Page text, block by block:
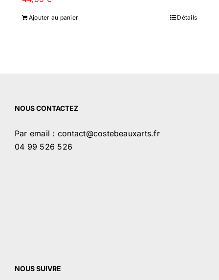
Ajouter au panier Détails
NOUS CONTACTEZ
Par email : contact@costebeauxarts.fr
04 99 526 526
NOUS SUIVRE